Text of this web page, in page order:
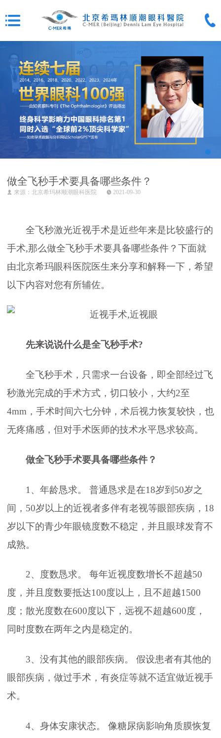
做全飞秒手术要具备哪些条件？
来源：北京希玛林顺潮眼科医院 2021-09-30
全飞秒激光近视手术是近些年来是比较盛行的
手术,那么做全飞秒手术要具备哪些条件？下面就
由北京希玛眼科医院医生来分享和解释一下，希望
以下内容对您有所辅佐。
先来说说什么是全飞秒手术?
全飞秒手术，只需求一台设备，即全部经过飞
秒激光完成的手术方式，切口较小，大约2至
4mm，手术时间六七分钟，术后视力恢复较快，也
无疼痛感，但对手术医师的技术水平恳求较高。
做全飞秒手术要具备哪些条件？
1、年龄恳求。 普通恳求是在18岁到50岁之
间，50岁以上的近视者多伴有老视等眼部疾病，18
岁以下的青少年眼镜度数不稳定，并且眼球发育不
成熟。
2、度数恳求。 每年近视度数增长不超越50
度，并且度数要抵达100度以上，且不超越1500
度；散光度数在600度以下，远视不超越600度，
同时度数在两年之内是稳定的。
3、没有其他的眼部疾病。 假设患者有其他的
眼部疾病，做过手术，有炎症等就不适宜做近视手
术。
4、身体安康状态。 像糖尿病影响角质膜恢复